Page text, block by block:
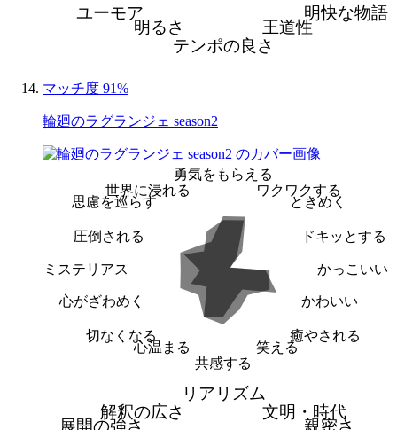
明快な物語
王道性
テンポの良さ
明るさ
ユーモア
マッチ度 91%
輪廻のラグランジェ season2
勇気をもらえる
ワクワクする
ときめく
ドキッとする
かっこいい
かわいい
癒やされる
笑える
共感する
心温まる
切なくなる
心がざわめく
ミステリアス
圧倒される
思慮を巡らす
世界に浸れる
リアリズム
文明・時代
親密さ
展開の強さ
解釈の広さ